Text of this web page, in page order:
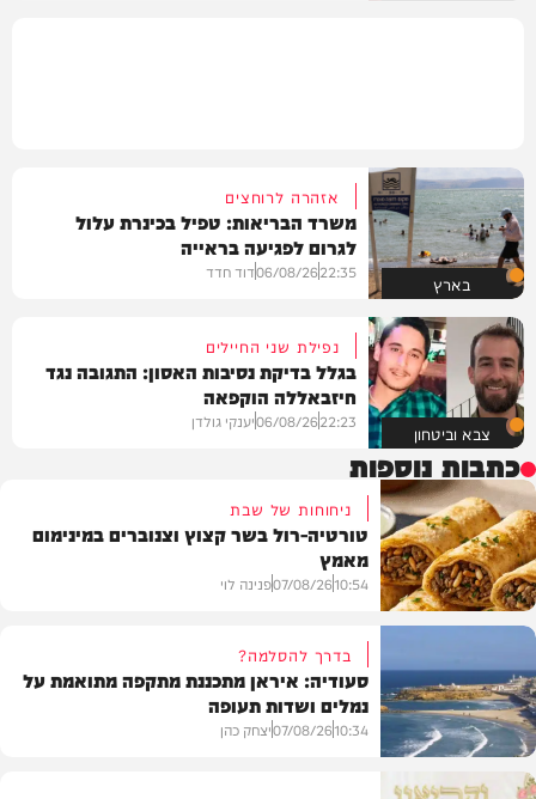
בארץ
אזהרה לרוחצים
משרד הבריאות: טפיל בכינרת עלול
לגרום לפגיעה בראייה
22:35
06/08/26דוד חדד
צבא וביטחון
נפילת שני החיילים
בגלל בדיקת נסיבות האסון: התגובה נגד
חיזבאללה הוקפאה
22:23
06/08/26יענקי גולדן
כתבות נוספות
מתכונים
ניחוחות של שבת
טורטיה-רול בשר קצוץ וצנוברים במינימום
מאמץ
10:54
07/08/26פנינה לוי
בדרך להסלמה?
סעודיה: איראן מתכננת מתקפה מתואמת על
נמלים ושדות תעופה
10:34
07/08/26יצחק כהן